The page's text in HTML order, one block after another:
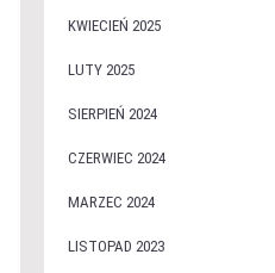
KWIECIEŃ 2025
LUTY 2025
SIERPIEŃ 2024
CZERWIEC 2024
MARZEC 2024
LISTOPAD 2023